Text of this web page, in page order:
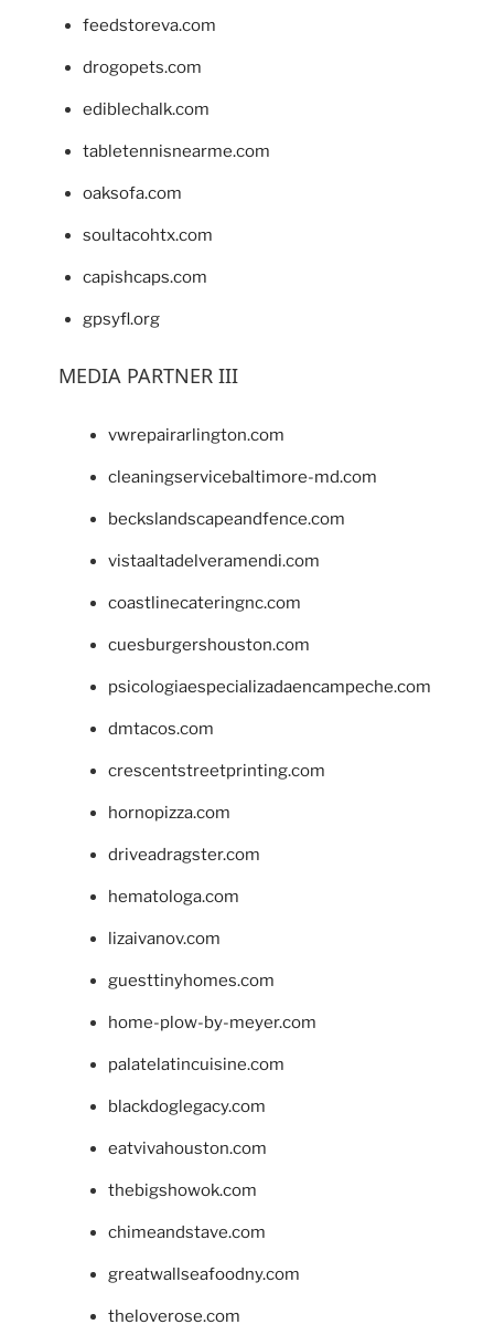
feedstoreva.com
drogopets.com
ediblechalk.com
tabletennisnearme.com
oaksofa.com
soultacohtx.com
capishcaps.com
gpsyfl.org
MEDIA PARTNER III
vwrepairarlington.com
cleaningservicebaltimore-md.com
beckslandscapeandfence.com
vistaaltadelveramendi.com
coastlinecateringnc.com
cuesburgershouston.com
psicologiaespecializadaencampeche.com
dmtacos.com
crescentstreetprinting.com
hornopizza.com
driveadragster.com
hematologa.com
lizaivanov.com
guesttinyhomes.com
home-plow-by-meyer.com
palatelatincuisine.com
blackdoglegacy.com
eatvivahouston.com
thebigshowok.com
chimeandstave.com
greatwallseafoodny.com
theloverose.com